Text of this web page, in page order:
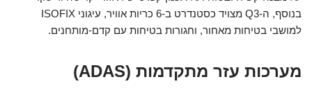
בנוסף, ה-Q3 מצויד כסטנדרט ב-6 כריות אוויר, עיגוני ISOFIX
למושבי בטיחות מאחור, וחגורות בטיחות עם קדם-מותחנים.
מערכות עזר מתקדמות (ADAS)